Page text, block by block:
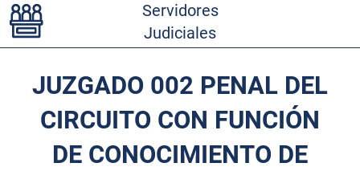
Servidores
Judiciales
JUZGADO 002 PENAL DEL
CIRCUITO CON FUNCIÓN
DE CONOCIMIENTO DE